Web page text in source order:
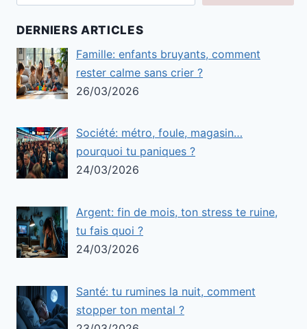
DERNIERS ARTICLES
Famille: enfants bruyants, comment
rester calme sans crier ?
26/03/2026
Société: métro, foule, magasin…
pourquoi tu paniques ?
24/03/2026
Argent: fin de mois, ton stress te ruine,
tu fais quoi ?
24/03/2026
Santé: tu rumines la nuit, comment
stopper ton mental ?